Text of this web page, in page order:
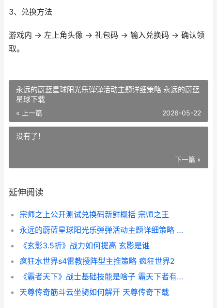
3、兑换方法
游戏内 → 左上角头像 → 礼包码 → 输入兑换码 → 确认领
取。
永远的蔚蓝星球阳光乐弹弹活动主题详细策略 永远的蔚蓝
星球下载
« 上一篇 2026-05-22
没有了！
下一篇 »
延伸阅读
宗师之上公开测试兑换码新鲜概括 宗师之王
永远的蔚蓝星球阳光乐弹弹活动主题详细策略 永远的蔚蓝星球下载
《玄影3.5折》战力如何提高 玄影是谁
疯狂水世界s4雷教授阵型主推策略 疯狂世界2
《霸者天下》战士基础技能是啥子 霸天下者有三戒
天尊传奇筋斗云坐骑如何解开 天尊传奇下载